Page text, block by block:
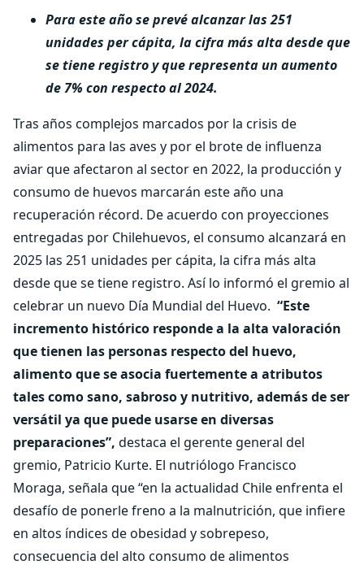
Para este año se prevé alcanzar las 251
unidades per cápita, la cifra más alta desde que
se tiene registro y que representa un aumento
de 7% con respecto al 2024.
Tras años complejos marcados por la crisis de
alimentos para las aves y por el brote de influenza
aviar que afectaron al sector en 2022, la producción y
consumo de huevos marcarán este año una
recuperación récord. De acuerdo con proyecciones
entregadas por Chilehuevos, el consumo alcanzará en
2025 las 251 unidades per cápita, la cifra más alta
desde que se tiene registro. Así lo informó el gremio al
celebrar un nuevo Día Mundial del Huevo. “Este
incremento histórico responde a la alta valoración
que tienen las personas respecto del huevo,
alimento que se asocia fuertemente a atributos
tales como sano, sabroso y nutritivo, además de ser
versátil ya que puede usarse en diversas
preparaciones”, destaca el gerente general del
gremio, Patricio Kurte. El nutriólogo Francisco
Moraga, señala que “en la actualidad Chile enfrenta el
desafío de ponerle freno a la malnutrición, que infiere
en altos índices de obesidad y sobrepeso,
consecuencia del alto consumo de alimentos